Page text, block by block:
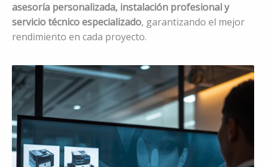
Además, en IMDUCOP respaldamos tu inversión con
asesoría personalizada, instalación profesional y
servicio técnico especializado, garantizando el mejor